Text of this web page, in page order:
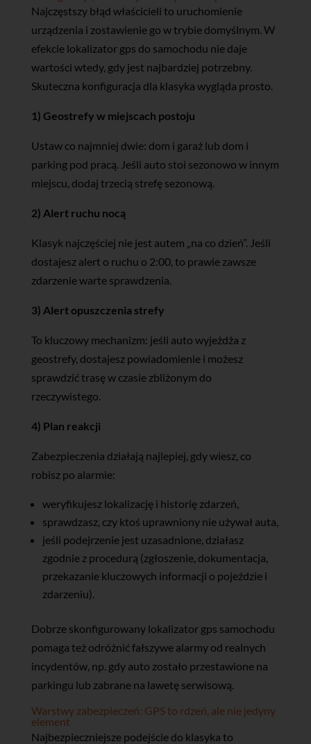
Najczęstszy błąd właścicieli to uruchomienie
urządzenia i zostawienie go w trybie domyślnym. W
efekcie lokalizator gps do samochodu nie daje
wartości wtedy, gdy jest najbardziej potrzebny.
Skuteczna konfiguracja dla klasyka wygląda prosto.
1) Geostrefy w miejscach postoju
Ustaw co najmniej dwie: dom i garaż lub dom i
parking pod pracą. Jeśli auto stoi sezonowo w innym
miejscu, dodaj trzecią strefę sezonową.
2) Alert ruchu nocą
Klasyk najczęściej nie jest autem „na co dzień”. Jeśli
dostajesz alert o ruchu o 2:00, to prawie zawsze
zdarzenie warte sprawdzenia.
3) Alert opuszczenia strefy
To kluczowy mechanizm: jeśli auto wyjeżdża z
geostrefy, dostajesz powiadomienie i możesz
sprawdzić trasę w czasie zbliżonym do
rzeczywistego.
4) Plan reakcji
Zabezpieczenia działają najlepiej, gdy wiesz, co
robisz po alarmie:
weryfikujesz lokalizację i historię zdarzeń,
sprawdzasz, czy ktoś uprawniony nie używał auta,
jeśli podejrzenie jest uzasadnione, działasz
zgodnie z procedurą (zgłoszenie, dokumentacja,
przekazanie kluczowych informacji o pojeździe i
zdarzeniu).
Dobrze skonfigurowany lokalizator gps samochodu
pomaga też odróżnić fałszywe alarmy od realnych
incydentów, np. gdy auto zostało przestawione na
parkingu lub zabrane na lawetę serwisową.
Warstwy zabezpieczeń: GPS to rdzeń, ale nie jedyny
element
Najbezpieczniejsze podejście do klasyka to